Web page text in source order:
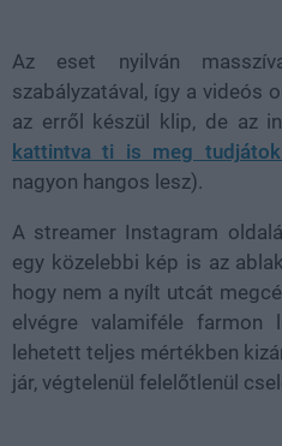
Az eset nyilván
szabályzatával, így a videós
az erről készül klip, de az
kattintva ti is meg
nagyon hangos lesz).
A streamer Instagram
egy közelebbi kép is az
hogy nem a nyílt utcát
elvégre valamiféle
lehetett teljes mértékben
jár, végtelenül felelőtlenül